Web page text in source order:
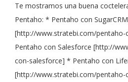
Te mostramos una buena
Pentaho: * Pentaho con SugarCRM
[http://www.stratebi.com/
Pentaho con Salesforce [http://
con-salesforce] * Pentaho con
[http://www.stratebi.com/